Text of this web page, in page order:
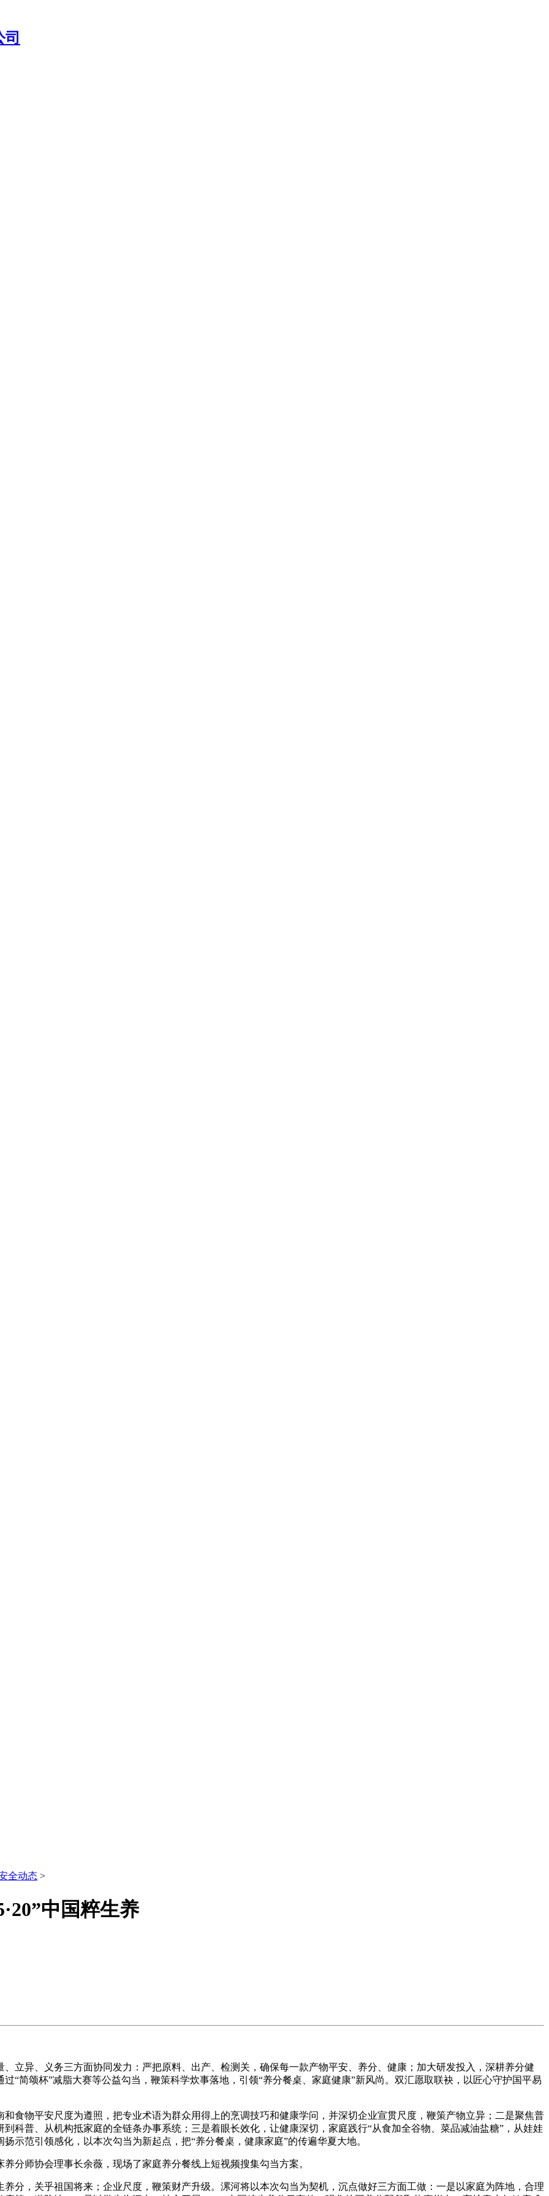
全动态 >
中国粹生养
异、义务三方面协同发力：严把原料、出产、检测关，确保每一款产物平安、养分、健康；加大研发投入，深耕养分健
“简颂杯”减脂大赛等公益勾当，鞭策科学炊事落地，引领“养分餐桌、家庭健康”新风尚。双汇愿取联袂，以匠心守护国平易
物平安尺度为遵照，把专业术语为群众用得上的烹调技巧和健康学问，并深切企业宣贯尺度，鞭策产物立异；二是聚焦普
科普、从机构抵家庭的全链条办事系统；三是着眼长效化，让健康深切，家庭践行“从食加全谷物、菜品减油盐糖”，从娃娃
示范引领感化，以本次勾当为新起点，把“养分餐桌，健康家庭”的传遍华夏大地。
师协会理事长余薇，现场了家庭养分餐线上短视频搜集勾当方案。
，关乎祖国将来；企业尺度，鞭策财产升级。漯河将以本次勾当为契机，沉点做好三方面工做：一是以家庭为阵地，合理